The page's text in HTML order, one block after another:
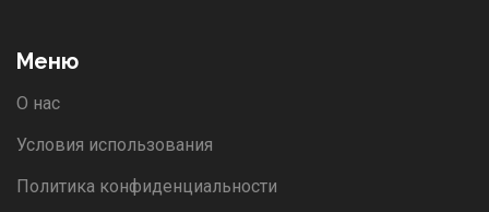
Меню
О нас
Условия использования
Политика конфиденциальности